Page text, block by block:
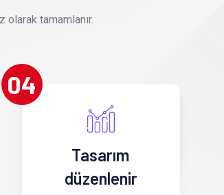
olarak tamamlanır.
04
Tasarım
düzenlenir